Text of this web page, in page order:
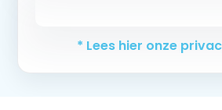
* Lees hier onze